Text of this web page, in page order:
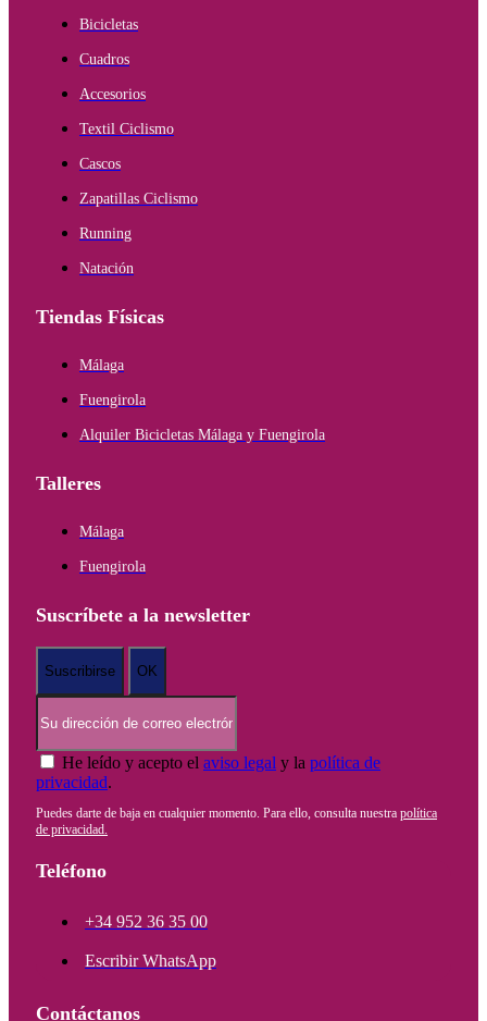
Bicicletas
Cuadros
Accesorios
Textil Ciclismo
Cascos
Zapatillas Ciclismo
Running
Natación
Tiendas Físicas
Málaga
Fuengirola
Alquiler Bicicletas Málaga y Fuengirola
Talleres
Málaga
Fuengirola
Suscríbete a la newsletter
He leído y acepto el aviso legal y la política de
privacidad.
Puedes darte de baja en cualquier momento. Para ello, consulta nuestra política
de privacidad.
Teléfono
+34 952 36 35 00
Escribir WhatsApp
Contáctanos